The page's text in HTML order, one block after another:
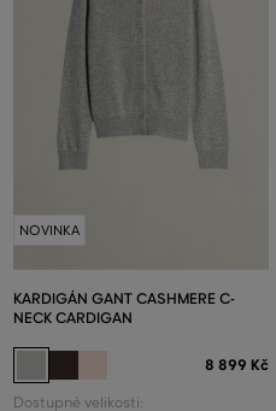
NOVINKA
KARDIGÁN GANT CASHMERE C-
NECK CARDIGAN
8 899 Kč
Dostupné velikosti: